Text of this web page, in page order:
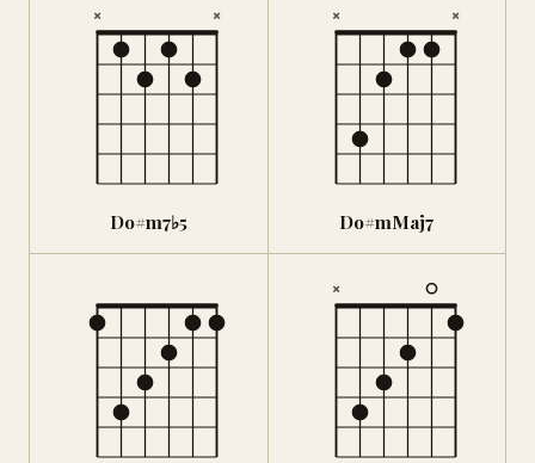
× ×
Do#m7♭5
× ×
Do#mMaj7
×